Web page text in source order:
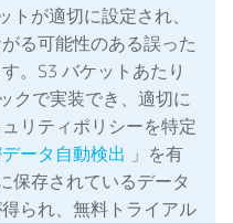
トが適切に設定され、
る可能性のある誤った
。S3 バケットあたり
クで実装でき、適切に
リティポリシーを特定
ータ自動検出 」を有
保存されているデータ
られ、無料トライアル